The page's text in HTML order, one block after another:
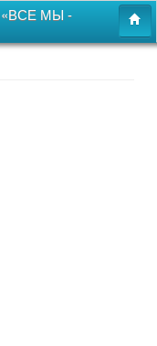
«ВСЕ МЫ -